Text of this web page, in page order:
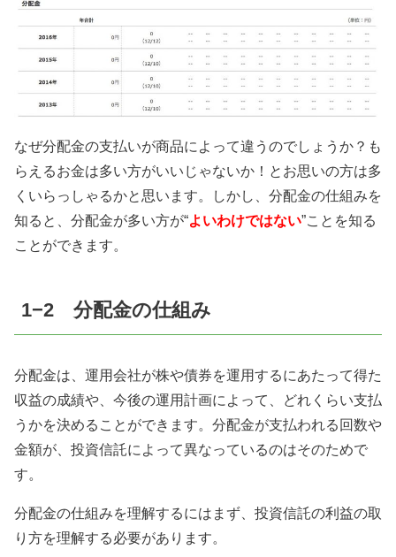
なぜ分配金の支払いが商品によって違うのでしょうか？も
らえるお金は多い方がいいじゃないか！とお思いの方は多
くいらっしゃるかと思います。しかし、分配金の仕組みを
知ると、分配金が多い方が“よいわけではない”ことを知る
ことができます。
1−2 分配金の仕組み
分配金は、運用会社が株や債券を運用するにあたって得た
収益の成績や、今後の運用計画によって、どれくらい支払
うかを決めることができます。分配金が支払われる回数や
金額が、投資信託によって異なっているのはそのためで
す。
分配金の仕組みを理解するにはまず、投資信託の利益の取
り方を理解する必要があります。